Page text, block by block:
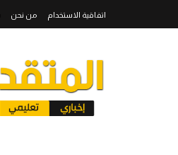
اتفاقية الاستخدام من نحن